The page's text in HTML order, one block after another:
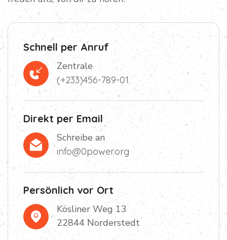
Schnell per Anruf
Zentrale
(+233)456-789-01
Direkt per Email
Schreibe an
info@0power.org
Persönlich vor Ort
Kösliner Weg 13
22844 Norderstedt